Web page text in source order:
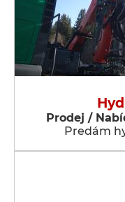
Prodej /
Predám